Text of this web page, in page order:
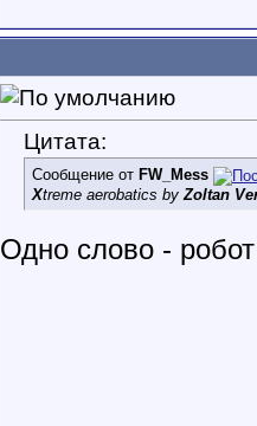
Цитата:
Сообщение от FW_Mess
Xtreme aerobatics by Zoltan
Одно слово -